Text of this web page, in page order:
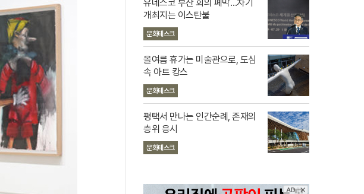
유네스코 부산 회의 폐막…차기
개최지는 이스탄불
문화테스크
올여름 휴가는 미술관으로, 도심
속 아트 캉스
문화테스크
평택서 만나는 인간순례, 존재의
층위 응시
문화테스크